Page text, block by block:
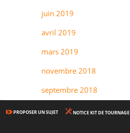
juin 2019
avril 2019
mars 2019
novembre 2018
septembre 2018
PROPOSER UN SUJET NOTICE KIT DE TOURNAGE